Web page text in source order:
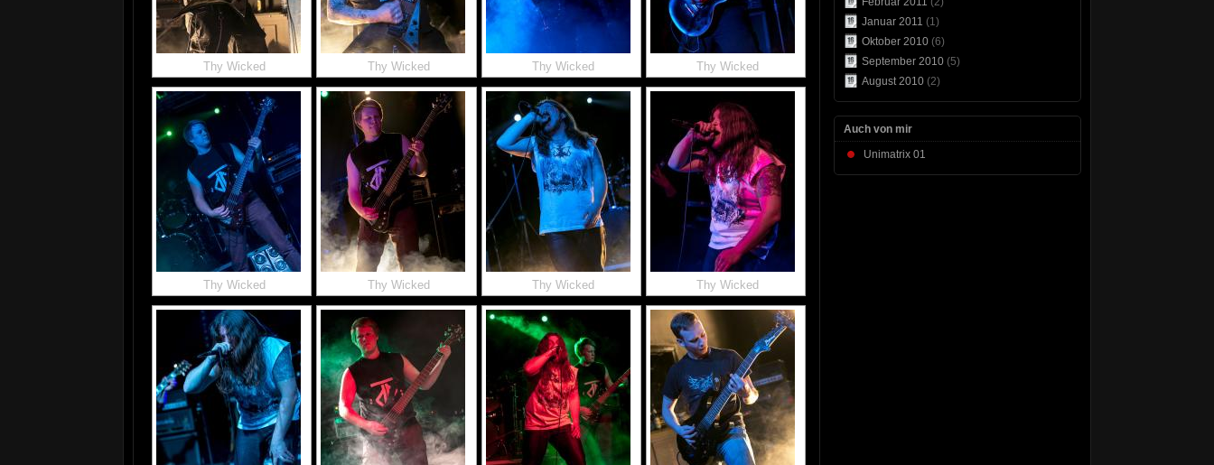
Thy Wicked Thy Wicked Thy Wicked Thy Wicked
Thy Wicked Thy Wicked Thy Wicked Thy Wicked
Januar 2011 (1)
Oktober 2010 (6)
September 2010 (5)
August 2010 (2)
Auch von mir
Unimatrix 01